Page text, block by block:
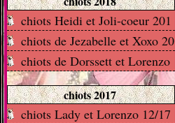
chiots Heidi et Joli-coeur 201
chiots de Jezabelle et Xoxo 20
chiots de Dorssett et Lorenzo
chiots 2017
chiots Lady et Lorenzo 12/17